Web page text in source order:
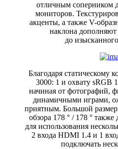
отличным соперником
мониторов.
акценты, а также V-
наклона дополняют
до
Благодаря статическому
3000: 1 и охвату sRGB
начиная от фотографий,
динамичными играми,
приятным. Большой
обзора 178 ° / 178 °
для использования
2 входа HDMI 1.4 и 1
подключать